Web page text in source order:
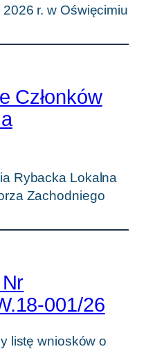
r. w Oświęcimiu
Członków
Rybacka Lokalna
Zachodniego
001/26
listę wniosków o